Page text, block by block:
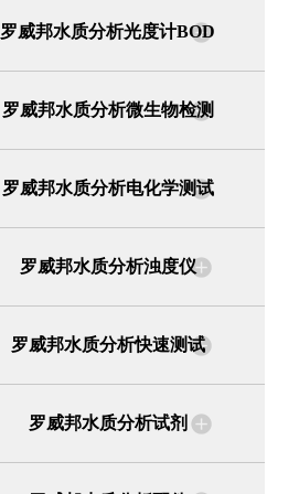
罗威邦水质分析光度计BOD
罗威邦水质分析微生物检测
罗威邦水质分析电化学测试
罗威邦水质分析浊度仪
罗威邦水质分析快速测试
罗威邦水质分析试剂